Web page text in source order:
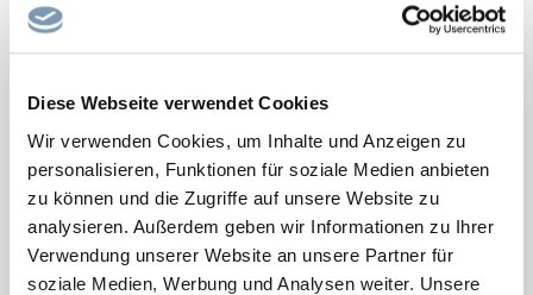
Diese Webseite verwendet Cookies
Wir verwenden Cookies, um Inhalte und Anzeigen zu
personalisieren, Funktionen für soziale Medien anbieten
zu können und die Zugriffe auf unsere Website zu
analysieren. Außerdem geben wir Informationen zu Ihrer
Verwendung unserer Website an unsere Partner für
soziale Medien, Werbung und Analysen weiter. Unsere
oder Geodätin bzw. Geodät. Geodäsie ist die Wissenschaft von
der Vermessung und Aufteilung der Erde in Punkte, Linien und
Menschen überschau- und berechenbar. Sie möchten...
Kämmerer / Kämmerin (m/w/d)
Die Stadt Schwandorf ist ein Mittelzentrum mit ca. 30.000
Einwohnern im Landkreis Schwandorf, 45 km nördlich von
Regensburg und 45 km südlich von Weiden i. d. OPf. gelegen.